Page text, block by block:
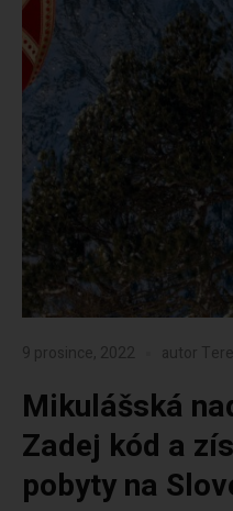
9 prosince, 2022 autor
Mikulášská
Zadej kód a
pobyty na